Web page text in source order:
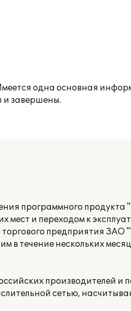
одна основная
и завершены.
программного
мест и переходом к
торгового предприятия
течение нескольких
производителей и
сетью,